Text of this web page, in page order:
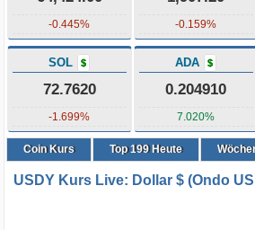
-0.445% -0.159%
SOL $
72.7620
-1.699%
ADA $
0.204910
7.020%
Coin Kurs Top199Heute
USDY Kurs Live: Dollar $ (Ondo